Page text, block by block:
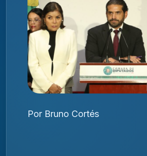
Por Bruno Cortés